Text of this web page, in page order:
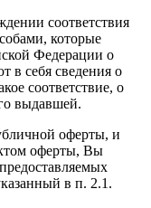
соответствия
которые
Федерации о
в себя сведения о
соответствие, о
выдавшей.
оферты, и
оферты, Вы
в п. 2.1.